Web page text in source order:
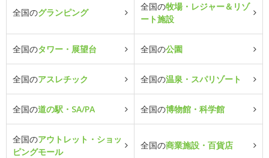
全国のグランピング
全国の牧場・レジャー＆リゾ
ート施設
全国のタワー・展望台 全国の公園
全国のアスレチック 全国の温泉・スパリゾート
全国の道の駅・SA/PA 全国の博物館・科学館
全国のアウトレット・ショッ
ピングモール
全国の商業施設・百貨店